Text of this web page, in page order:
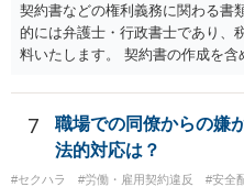
契約書などの権利義務に関わる書
的には弁護士・行政書士であり、
料いたします。 契約書の作成を
7
職場での同僚からの嫌
法的対応は？
#セクハラ #労働・雇用契約違反 #安全